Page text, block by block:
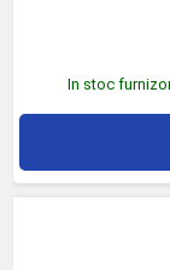
In stoc